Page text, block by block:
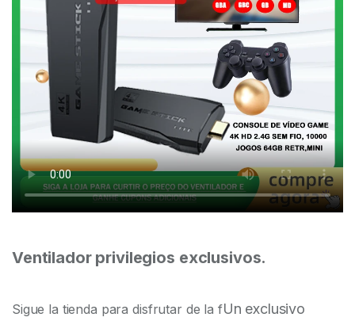
Ventilador privilegios exclusivos.
Sigue la tienda para disfrutar de la fUn exclusivo